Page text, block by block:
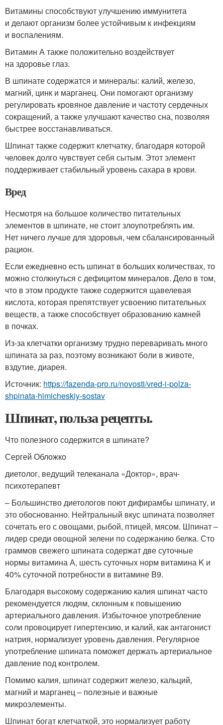
Витамины способствуют улучшению иммунитета
и делают организм более устойчивым к инфекциям
и воспалениям.
Витамин А также положительно воздействует
на здоровье глаз.
В шпинате содержатся и минералы: калий, железо,
магний, цинк и марганец. Они помогают организму
регулировать кровяное давление и частоту сердечных
сокращений, а также улучшают качество сна, позволяя
быстрее восстанавливаться.
Шпинат также содержит клетчатку, благодаря которой
человек долго чувствует себя сытым. Этот элемент
поддерживает стабильный уровень сахара в крови.
Вред
Несмотря на большое количество питательных
элементов в шпинате, не стоит злоупотреблять им.
Нет ничего лучше для здоровья, чем сбалансированный
рацион.
Если ежедневно есть шпинат в больших количествах, то
можно столкнуться с дефицитом минералов. Дело в том,
что в этом продукте также содержится щавелевая
кислота, которая препятствует усвоению питательных
веществ, а также способствует образованию камней
в почках.
Из-за клетчатки организму трудно переваривать много
шпината за раз, поэтому возникают боли в животе,
вздутие, диарея.
Источник: https://fazenda-pro.ru/novosti/vred-i-polza-
shpinata-himicheskiy-sostav
Шпинат, польза рецепты.
Что полезного содержится в шпинате?
Сергей Обложко
диетолог, ведущий телеканала «Доктор», врач-
психотерапевт
– Большинство диетологов поют дифирамбы шпинату, и
это обоснованно. Нейтральный вкус шпината позволяет
сочетать его с овощами, рыбой, птицей, мясом. Шпинат –
лидер среди овощной зелени по содержанию белка. Сто
граммов свежего шпината содержат две суточные
нормы витамина А, шесть суточных норм витамина K и
40% суточной потребности в витамине B9.
Благодаря высокому содержанию калия шпинат часто
рекомендуется людям, склонным к повышению
артериального давления. Избыточное употребление
соли провоцирует гипертензию, и калий, как антагонист
натрия, нормализует уровень давления. Регулярное
употребление шпината поможет держать артериальное
давление под контролем.
Помимо калия, шпинат содержит железо, кальций,
магний и марганец – полезные и важные
микроэлементы.
Шпинат богат клетчаткой, это нормализует работу